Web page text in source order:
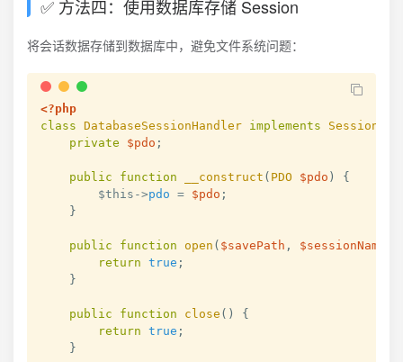
✅ 方法四：使用数据库存储 Session
将会话数据存储到数据库中，避免文件系统问题：
<?php
class DatabaseSessionHandler implements
private
$pdo ;
public function __construct ( PDO $pdo )
{
$this ->pdo = $pdo ;
}
public function open ( $savePath , $sessionName
return true ;
}
public function close ( )
{
return true ;
}